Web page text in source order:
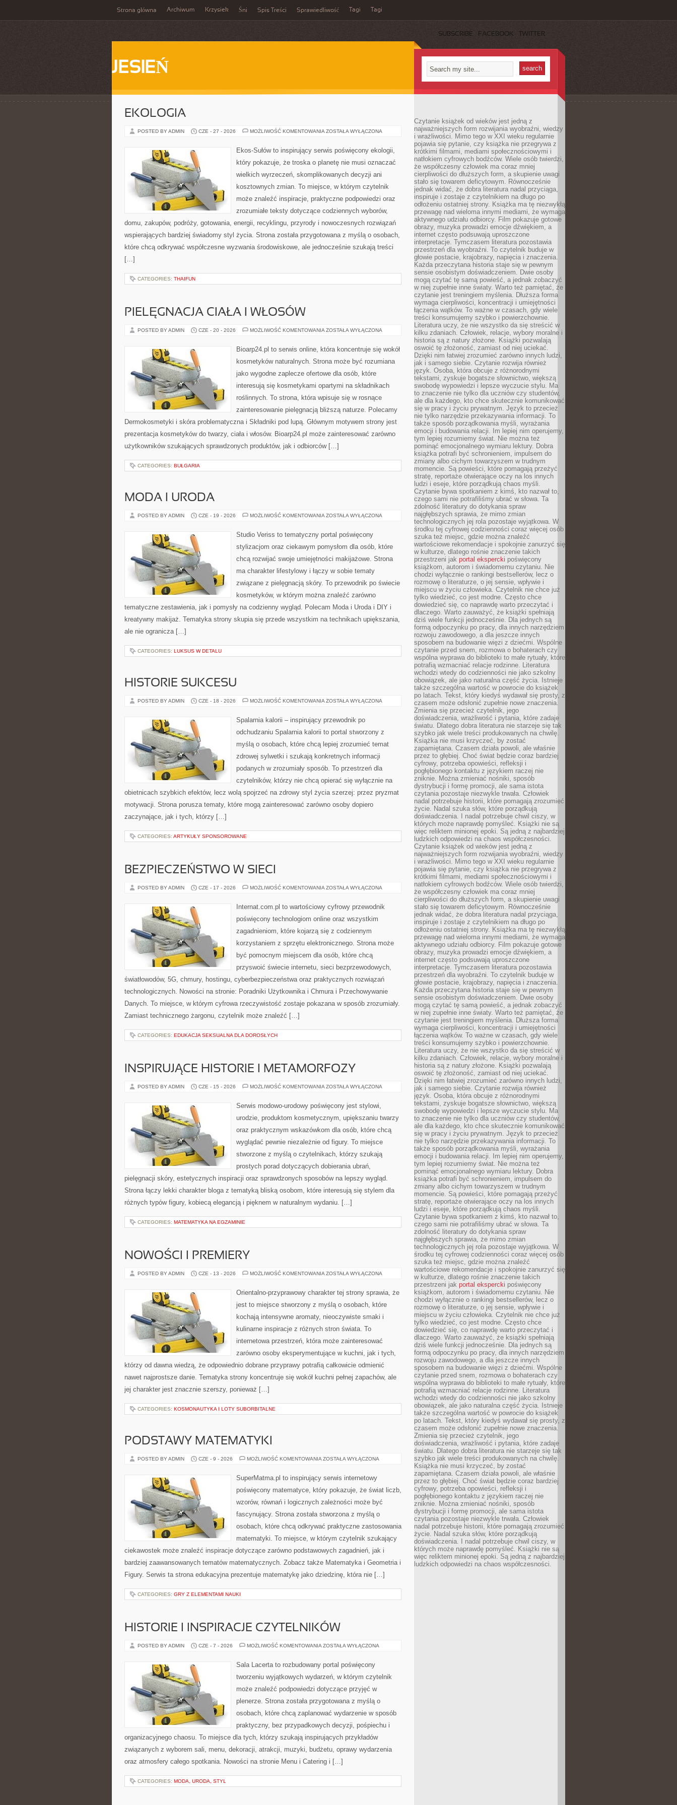
Strona główna Archiwum Krzysiek Śni Spis Treści Sprawiedliwość Tagi Tagi
SUBSCRIBE FACEBOOK TWITTER
JESIEŃ
EKOLOGIA
POSTED BY ADMIN CZE - 27 - 2026 MOŻLIWOŚĆ KOMENTOWANIA EKOLOGIA
ZOSTAŁA WYŁĄCZONA
Ekos-Sułów to inspirujący serwis poświęcony ekologii,
który pokazuje, że troska o planetę nie musi oznaczać
wielkich wyrzeczeń, skomplikowanych decyzji ani
kosztownych zmian. To miejsce, w którym czytelnik
może znaleźć inspiracje, praktyczne podpowiedzi oraz
zrozumiałe teksty dotyczące codziennych wyborów,
domu, zakupów, podróży, gotowania, energii, recyklingu, przyrody i nowoczesnych rozwiązań
wspierających bardziej świadomy styl życia. Strona została przygotowana z myślą o osobach,
które chcą odkrywać współczesne wyzwania środowiskowe, ale jednocześnie szukają treści
[…]
CATEGORIES: THAIFUN
PIELĘGNACJA CIAŁA I WŁOSÓW
POSTED BY ADMIN CZE - 20 - 2026 MOŻLIWOŚĆ KOMENTOWANIA PIELĘGNACJA
WŁOSÓW
ZOSTAŁA WYŁĄCZONA
Bioarp24.pl to serwis online, która koncentruje się wokół
kosmetyków naturalnych. Strona może być rozumiana
jako wygodne zaplecze ofertowe dla osób, które
interesują się kosmetykami opartymi na składnikach
roślinnych. To strona, która wpisuje się w rosnące
zainteresowanie pielęgnacją bliższą naturze. Polecamy
Dermokosmetyki i skóra problematyczna i Składniki pod lupą. Głównym motywem strony jest
prezentacja kosmetyków do twarzy, ciała i włosów. Bioarp24.pl może zainteresować zarówno
użytkowników szukających sprawdzonych produktów, jak i odbiorców […]
CATEGORIES: BUŁGARIA
MODA I URODA
POSTED BY ADMIN CZE - 19 - 2026 MOŻLIWOŚĆ KOMENTOWANIA MODA
ZOSTAŁA WYŁĄCZONA
Studio Veriss to tematyczny portal poświęcony
stylizacjom oraz ciekawym pomysłom dla osób, które
chcą rozwijać swoje umiejętności makijażowe. Strona
ma charakter lifestylowy i łączy w sobie tematy
związane z pielęgnacją skóry. To przewodnik po świecie
kosmetyków, w którym można znaleźć zarówno
tematyczne zestawienia, jak i pomysły na codzienny wygląd. Polecam Moda i Uroda i DIY i
kreatywny makijaż. Tematyka strony skupia się przede wszystkim na technikach upiększania,
ale nie ogranicza […]
CATEGORIES: LUKSUS W DETALU
HISTORIE SUKCESU
POSTED BY ADMIN CZE - 18 - 2026 MOŻLIWOŚĆ KOMENTOWANIA HISTORIE
ZOSTAŁA WYŁĄCZONA
Spalarnia kalorii – inspirujący przewodnik po
odchudzaniu Spalarnia kalorii to portal stworzony z
myślą o osobach, które chcą lepiej zrozumieć temat
zdrowej sylwetki i szukają konkretnych informacji
podanych w zrozumiały sposób. To przestrzeń dla
czytelników, którzy nie chcą opierać się wyłącznie na
obietnicach szybkich efektów, lecz wolą spojrzeć na zdrowy styl życia szerzej: przez pryzmat
motywacji. Strona porusza tematy, które mogą zainteresować zarówno osoby dopiero
zaczynające, jak i tych, którzy […]
CATEGORIES: ARTYKUŁY SPONSOROWANE
BEZPIECZEŃSTWO W SIECI
POSTED BY ADMIN CZE - 17 - 2026 MOŻLIWOŚĆ KOMENTOWANIA BEZPIECZEŃSTWO
ZOSTAŁA WYŁĄCZONA
Internat.com.pl to wartościowy cyfrowy przewodnik
poświęcony technologiom online oraz wszystkim
zagadnieniom, które kojarzą się z codziennym
korzystaniem z sprzętu elektronicznego. Strona może
być pomocnym miejscem dla osób, które chcą
przyswoić świecie internetu, sieci bezprzewodowych,
światłowodów, 5G, chmury, hostingu, cyberbezpieczeństwa oraz praktycznych rozwiązań
technologicznych. Nowości na stronie: Poradniki Użytkownika i Chmura i Przechowywanie
Danych. To miejsce, w którym cyfrowa rzeczywistość zostaje pokazana w sposób zrozumiały.
Zamiast technicznego żargonu, czytelnik może znaleźć […]
CATEGORIES: EDUKACJA SEKSUALNA DLA DOROSŁYCH
INSPIRUJĄCE HISTORIE I METAMORFOZY
POSTED BY ADMIN CZE - 15 - 2026 MOŻLIWOŚĆ KOMENTOWANIA INSPIRUJĄCE
METAMORFOZY
ZOSTAŁA WYŁĄCZONA
Serwis modowo-urodowy poświęcony jest stylowi,
urodzie, produktom kosmetycznym, upiększaniu twarzy
oraz praktycznym wskazówkom dla osób, które chcą
wyglądać pewnie niezależnie od figury. To miejsce
stworzone z myślą o czytelnikach, którzy szukają
prostych porad dotyczących dobierania ubrań,
pielęgnacji skóry, estetycznych inspiracji oraz sprawdzonych sposobów na lepszy wygląd.
Strona łączy lekki charakter bloga z tematyką bliską osobom, które interesują się stylem dla
różnych typów figury, kobiecą elegancją i pięknem w naturalnym wydaniu. […]
CATEGORIES: MATEMATYKA NA EGZAMINIE
NOWOŚCI I PREMIERY
POSTED BY ADMIN CZE - 13 - 2026 MOŻLIWOŚĆ KOMENTOWANIA NOWOŚCI
ZOSTAŁA WYŁĄCZONA
Orientalno-przyprawowy charakter tej strony sprawia, że
jest to miejsce stworzony z myślą o osobach, które
kochają intensywne aromaty, nieoczywiste smaki i
kulinarne inspiracje z różnych stron świata. To
internetowa przestrzeń, która może zainteresować
zarówno osoby eksperymentujące w kuchni, jak i tych,
którzy od dawna wiedzą, że odpowiednio dobrane przyprawy potrafią całkowicie odmienić
nawet najprostsze danie. Tematyka strony koncentruje się wokół kuchni pełnej zapachów, ale
jej charakter jest znacznie szerszy, ponieważ […]
CATEGORIES: KOSMONAUTYKA I LOTY SUBORBITALNE
PODSTAWY MATEMATYKI
POSTED BY ADMIN CZE - 9 - 2026 MOŻLIWOŚĆ KOMENTOWANIA PODSTAWY
ZOSTAŁA WYŁĄCZONA
SuperMatma.pl to inspirujący serwis internetowy
poświęcony matematyce, który pokazuje, że świat liczb,
wzorów, równań i logicznych zależności może być
fascynujący. Strona została stworzona z myślą o
osobach, które chcą odkrywać praktyczne zastosowania
matematyki. To miejsce, w którym czytelnik szukający
ciekawostek może znaleźć inspiracje dotyczące zarówno podstawowych zagadnień, jak i
bardziej zaawansowanych tematów matematycznych. Zobacz także Matematyka i Geometria i
Figury. Serwis ta strona edukacyjna prezentuje matematykę jako dziedzinę, która nie […]
CATEGORIES: GRY Z ELEMENTAMI NAUKI
HISTORIE I INSPIRACJE CZYTELNIKÓW
POSTED BY ADMIN CZE - 7 - 2026 MOŻLIWOŚĆ KOMENTOWANIA HISTORIE
CZYTELNIKÓW
ZOSTAŁA WYŁĄCZONA
Sala Lacerta to rozbudowany portal poświęcony
tworzeniu wyjątkowych wydarzeń, w którym czytelnik
może znaleźć podpowiedzi dotyczące przyjęć w
plenerze. Strona została przygotowana z myślą o
osobach, które chcą zaplanować wydarzenie w sposób
praktyczny, bez przypadkowych decyzji, pośpiechu i
organizacyjnego chaosu. To miejsce dla tych, którzy szukają inspirujących przykładów
związanych z wyborem sali, menu, dekoracji, atrakcji, muzyki, budżetu, oprawy wydarzenia
oraz atmosfery całego spotkania. Nowości na stronie Menu i Catering i […]
CATEGORIES: MODA, URODA, STYL
Czytanie książek od wieków jest jedną z
najważniejszych form rozwijania wyobraźni, wiedzy
i wrażliwości. Mimo tego w XXI wieku regularnie
pojawia się pytanie, czy książka nie przegrywa z
krótkimi filmami, mediami społecznościowymi i
natłokiem cyfrowych bodźców. Wiele osób twierdzi,
że współczesny człowiek ma coraz mniej
cierpliwości do dłuższych form, a skupienie uwagi
stało się towarem deficytowym. Równocześnie
jednak widać, że dobra literatura nadal przyciąga,
inspiruje i zostaje z czytelnikiem na długo po
odłożeniu ostatniej strony. Książka ma tę niezwykłą
przewagę nad wieloma innymi mediami, że wymaga
aktywnego udziału odbiorcy. Film pokazuje gotowe
obrazy, muzyka prowadzi emocje dźwiękiem, a
internet często podsuwają uproszczone
interpretacje. Tymczasem literatura pozostawia
przestrzeń dla wyobraźni. To czytelnik buduje w
głowie postacie, krajobrazy, napięcia i znaczenia.
Każda przeczytana historia staje się w pewnym
sensie osobistym doświadczeniem. Dwie osoby
mogą czytać tę samą powieść, a jednak zobaczyć
w niej zupełnie inne światy. Warto też pamiętać, że
czytanie jest treningiem myślenia. Dłuższa forma
wymaga cierpliwości, koncentracji i umiejętności
łączenia wątków. To ważne w czasach, gdy wiele
treści konsumujemy szybko i powierzchownie.
Literatura uczy, że nie wszystko da się streścić w
kilku zdaniach. Człowiek, relacje, wybory moralne i
historia są z natury złożone. Książki pozwalają
oswoić tę złożoność, zamiast od niej uciekać.
Dzięki nim łatwiej zrozumieć zarówno innych ludzi,
jak i samego siebie. Czytanie rozwija również
język. Osoba, która obcuje z różnorodnymi
tekstami, zyskuje bogatsze słownictwo, większą
swobodę wypowiedzi i lepsze wyczucie stylu. Ma
to znaczenie nie tylko dla uczniów czy studentów,
ale dla każdego, kto chce skutecznie komunikować
się w pracy i życiu prywatnym. Język to przecież
nie tylko narzędzie przekazywania informacji. To
także sposób porządkowania myśli, wyrażania
emocji i budowania relacji. Im lepiej nim operujemy,
tym lepiej rozumiemy świat. Nie można też
pominąć emocjonalnego wymiaru lektury. Dobra
książka potrafi być schronieniem, impulsem do
zmiany albo cichym towarzyszem w trudnym
momencie. Są powieści, które pomagają przeżyć
stratę, reportaże otwierające oczy na los innych
ludzi i eseje, które porządkują chaos myśli.
Czytanie bywa spotkaniem z kimś, kto nazwał to,
czego sami nie potrafiliśmy ubrać w słowa. Ta
zdolność literatury do dotykania spraw
najgłębszych sprawia, że mimo zmian
technologicznych jej rola pozostaje wyjątkowa. W
środku tej cyfrowej codzienności coraz więcej osób
szuka też miejsc, gdzie można znaleźć
wartościowe rekomendacje i spokojnie zanurzyć się
w kulturze, dlatego rośnie znaczenie takich
przestrzeni jak portal ekspercki poświęcony
książkom, autorom i świadomemu czytaniu. Nie
chodzi wyłącznie o rankingi bestsellerów, lecz o
rozmowę o literaturze, o jej sensie, wpływie i
miejscu w życiu człowieka. Czytelnik nie chce już
tylko wiedzieć, co jest modne. Często chce
dowiedzieć się, co naprawdę warto przeczytać i
dlaczego. Warto zauważyć, że książki spełniają
dziś wiele funkcji jednocześnie. Dla jednych są
formą odpoczynku po pracy, dla innych narzędziem
rozwoju zawodowego, a dla jeszcze innych
sposobem na budowanie więzi z dziećmi. Wspólne
czytanie przed snem, rozmowa o bohaterach czy
wspólna wyprawa do biblioteki to małe rytuały, które
potrafią wzmacniać relacje rodzinne. Literatura
wchodzi wtedy do codzienności nie jako szkolny
obowiązek, ale jako naturalna część życia. Istnieje
także szczególna wartość w powrocie do książek
po latach. Tekst, który kiedyś wydawał się prosty, z
czasem może odsłonić zupełnie nowe znaczenia.
Zmienia się przecież czytelnik, jego
doświadczenia, wrażliwość i pytania, które zadaje
światu. Dlatego dobra literatura nie starzeje się tak
szybko jak wiele treści produkowanych na chwilę.
Książka nie musi krzyczeć, by zostać
zapamiętana. Czasem działa powoli, ale właśnie
przez to głębiej. Choć świat będzie coraz bardziej
cyfrowy, potrzeba opowieści, refleksji i
pogłębionego kontaktu z językiem raczej nie
zniknie. Można zmieniać nośniki, sposób
dystrybucji i formę promocji, ale sama istota
czytania pozostaje niezwykle trwała. Człowiek
nadal potrzebuje historii, które pomagają zrozumieć
życie. Nadal szuka słów, które porządkują
doświadczenia. I nadal potrzebuje chwil ciszy, w
których może naprawdę pomyśleć. Książki nie są
więc reliktem minionej epoki. Są jedną z najbardziej
ludzkich odpowiedzi na chaos współczesności.
Czytanie książek od wieków jest jedną z
najważniejszych form rozwijania wyobraźni, wiedzy
i wrażliwości. Mimo tego w XXI wieku regularnie
pojawia się pytanie, czy książka nie przegrywa z
krótkimi filmami, mediami społecznościowymi i
natłokiem cyfrowych bodźców. Wiele osób twierdzi,
że współczesny człowiek ma coraz mniej
cierpliwości do dłuższych form, a skupienie uwagi
stało się towarem deficytowym. Równocześnie
jednak widać, że dobra literatura nadal przyciąga,
inspiruje i zostaje z czytelnikiem na długo po
odłożeniu ostatniej strony. Książka ma tę niezwykłą
przewagę nad wieloma innymi mediami, że wymaga
aktywnego udziału odbiorcy. Film pokazuje gotowe
obrazy, muzyka prowadzi emocje dźwiękiem, a
internet często podsuwają uproszczone
interpretacje. Tymczasem literatura pozostawia
przestrzeń dla wyobraźni. To czytelnik buduje w
głowie postacie, krajobrazy, napięcia i znaczenia.
Każda przeczytana historia staje się w pewnym
sensie osobistym doświadczeniem. Dwie osoby
mogą czytać tę samą powieść, a jednak zobaczyć
w niej zupełnie inne światy. Warto też pamiętać, że
czytanie jest treningiem myślenia. Dłuższa forma
wymaga cierpliwości, koncentracji i umiejętności
łączenia wątków. To ważne w czasach, gdy wiele
treści konsumujemy szybko i powierzchownie.
Literatura uczy, że nie wszystko da się streścić w
kilku zdaniach. Człowiek, relacje, wybory moralne i
historia są z natury złożone. Książki pozwalają
oswoić tę złożoność, zamiast od niej uciekać.
Dzięki nim łatwiej zrozumieć zarówno innych ludzi,
jak i samego siebie. Czytanie rozwija również
język. Osoba, która obcuje z różnorodnymi
tekstami, zyskuje bogatsze słownictwo, większą
swobodę wypowiedzi i lepsze wyczucie stylu. Ma
to znaczenie nie tylko dla uczniów czy studentów,
ale dla każdego, kto chce skutecznie komunikować
się w pracy i życiu prywatnym. Język to przecież
nie tylko narzędzie przekazywania informacji. To
także sposób porządkowania myśli, wyrażania
emocji i budowania relacji. Im lepiej nim operujemy,
tym lepiej rozumiemy świat. Nie można też
pominąć emocjonalnego wymiaru lektury. Dobra
książka potrafi być schronieniem, impulsem do
zmiany albo cichym towarzyszem w trudnym
momencie. Są powieści, które pomagają przeżyć
stratę, reportaże otwierające oczy na los innych
ludzi i eseje, które porządkują chaos myśli.
Czytanie bywa spotkaniem z kimś, kto nazwał to,
czego sami nie potrafiliśmy ubrać w słowa. Ta
zdolność literatury do dotykania spraw
najgłębszych sprawia, że mimo zmian
technologicznych jej rola pozostaje wyjątkowa. W
środku tej cyfrowej codzienności coraz więcej osób
szuka też miejsc, gdzie można znaleźć
wartościowe rekomendacje i spokojnie zanurzyć się
w kulturze, dlatego rośnie znaczenie takich
przestrzeni jak portal ekspercki poświęcony
książkom, autorom i świadomemu czytaniu. Nie
chodzi wyłącznie o rankingi bestsellerów, lecz o
rozmowę o literaturze, o jej sensie, wpływie i
miejscu w życiu człowieka. Czytelnik nie chce już
tylko wiedzieć, co jest modne. Często chce
dowiedzieć się, co naprawdę warto przeczytać i
dlaczego. Warto zauważyć, że książki spełniają
dziś wiele funkcji jednocześnie. Dla jednych są
formą odpoczynku po pracy, dla innych narzędziem
rozwoju zawodowego, a dla jeszcze innych
sposobem na budowanie więzi z dziećmi. Wspólne
czytanie przed snem, rozmowa o bohaterach czy
wspólna wyprawa do biblioteki to małe rytuały, które
potrafią wzmacniać relacje rodzinne. Literatura
wchodzi wtedy do codzienności nie jako szkolny
obowiązek, ale jako naturalna część życia. Istnieje
także szczególna wartość w powrocie do książek
po latach. Tekst, który kiedyś wydawał się prosty, z
czasem może odsłonić zupełnie nowe znaczenia.
Zmienia się przecież czytelnik, jego
doświadczenia, wrażliwość i pytania, które zadaje
światu. Dlatego dobra literatura nie starzeje się tak
szybko jak wiele treści produkowanych na chwilę.
Książka nie musi krzyczeć, by zostać
zapamiętana. Czasem działa powoli, ale właśnie
przez to głębiej. Choć świat będzie coraz bardziej
cyfrowy, potrzeba opowieści, refleksji i
pogłębionego kontaktu z językiem raczej nie
zniknie. Można zmieniać nośniki, sposób
dystrybucji i formę promocji, ale sama istota
czytania pozostaje niezwykle trwała. Człowiek
nadal potrzebuje historii, które pomagają zrozumieć
życie. Nadal szuka słów, które porządkują
doświadczenia. I nadal potrzebuje chwil ciszy, w
których może naprawdę pomyśleć. Książki nie są
więc reliktem minionej epoki. Są jedną z najbardziej
ludzkich odpowiedzi na chaos współczesności.